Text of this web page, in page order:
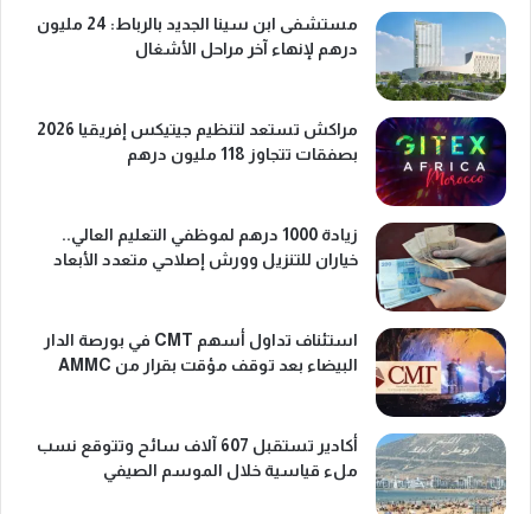
مستشفى ابن سينا الجديد بالرباط: 24 مليون
درهم لإنهاء آخر مراحل الأشغال
مراكش تستعد لتنظيم جيتيكس إفريقيا 2026
بصفقات تتجاوز 118 مليون درهم
زيادة 1000 درهم لموظفي التعليم العالي..
خياران للتنزيل وورش إصلاحي متعدد الأبعاد
استئناف تداول أسهم CMT في بورصة الدار
البيضاء بعد توقف مؤقت بقرار من AMMC
أكادير تستقبل 607 آلاف سائح وتتوقع نسب
ملء قياسية خلال الموسم الصيفي